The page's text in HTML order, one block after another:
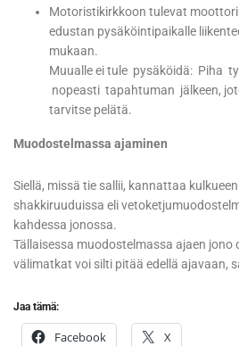
Motoristikirkkoon tulevat
edustan pysäköintipaikalle
mukaan.
Muualle ei tule pysäköidä: Piha
nopeasti tapahtuman jälkeen,
tarvitse pelätä.
Muodostelmassa ajaminen
Siellä, missä tie sallii, kannattaa
shakkiruuduissa eli
kahdessa jonossa.
Tällaisessa muodostelmassa ajaen jono
välimatkat voi silti pitää edellä ajavaan,
Jaa tämä:
Facebook X